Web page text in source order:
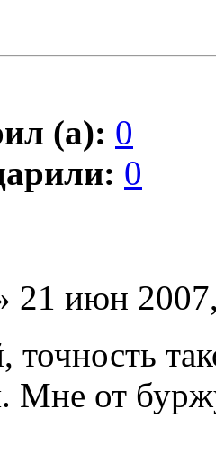
(а): 0
0
21 июн
Мне от